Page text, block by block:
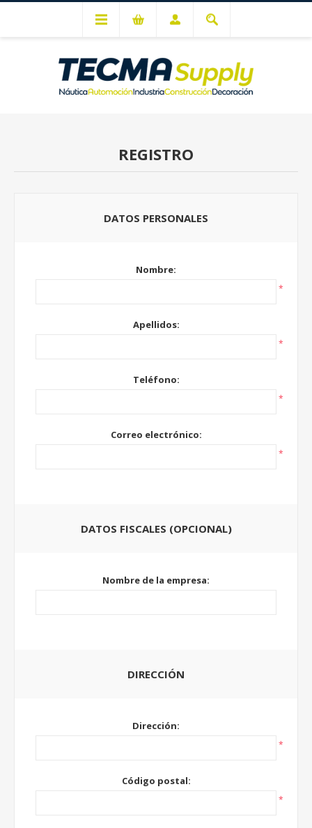
REGISTRO
DATOS PERSONALES
Nombre:
*
Apellidos:
*
Teléfono:
*
Correo electrónico:
*
DATOS FISCALES (OPCIONAL)
Nombre de la empresa:
DIRECCIÓN
Dirección:
*
Código postal:
*